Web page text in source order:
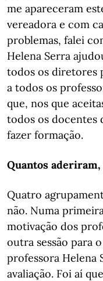
me apareceram
vereadora e com
problemas, falei
Helena Serra
todos os diretores
a todos os
que, nos que
todos os
fazer formação.
Quantos aderiram,
Quatro
não. Numa
motivação dos
outra sessão para
professora Helena
avaliação. Foi aí